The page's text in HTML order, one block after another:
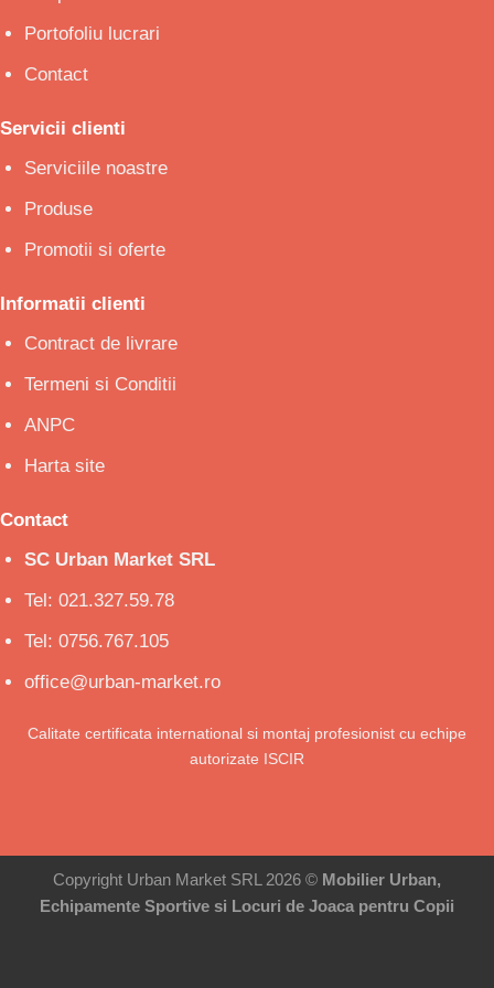
Portofoliu lucrari
Contact
Servicii clienti
Serviciile noastre
Produse
Promotii si oferte
Informatii clienti
Contract de livrare
Termeni si Conditii
ANPC
Harta site
Contact
SC Urban Market SRL
Tel: 021.327.59.78
Tel: 0756.767.105
office@urban-market.ro
Calitate certificata international si montaj profesionist cu echipe
autorizate ISCIR
Copyright Urban Market SRL 2026 © Mobilier Urban,
Echipamente Sportive si Locuri de Joaca pentru Copii